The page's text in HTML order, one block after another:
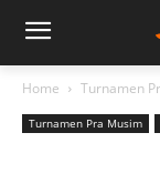
Home Turnamen
Turnamen Pra Musim